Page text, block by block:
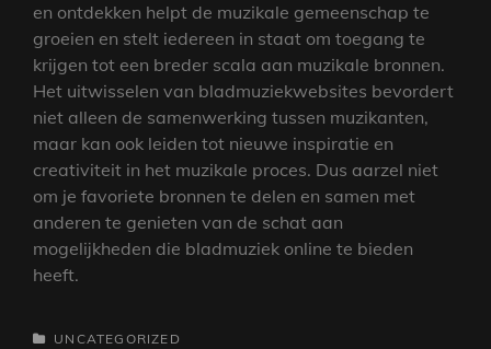
en ontdekken helpt de muzikale gemeenschap te
groeien en stelt iedereen in staat om toegang te
krijgen tot een breder scala aan muzikale bronnen.
Het uitwisselen van bladmuziekwebsites bevordert
niet alleen de samenwerking tussen muzikanten,
maar kan ook leiden tot nieuwe inspiratie en
creativiteit in het muzikale proces. Dus aarzel niet
om je favoriete bronnen te delen en samen met
anderen te genieten van de schat aan
mogelijkheden die bladmuziek online te bieden
heeft.
CATEGORIEËN
UNCATEGORIZED